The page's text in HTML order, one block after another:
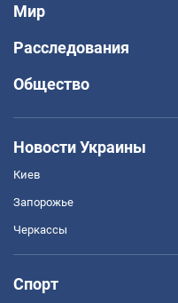
Мир
Расследования
Общество
Новости Украины
Киев
Запорожье
Черкассы
Спорт